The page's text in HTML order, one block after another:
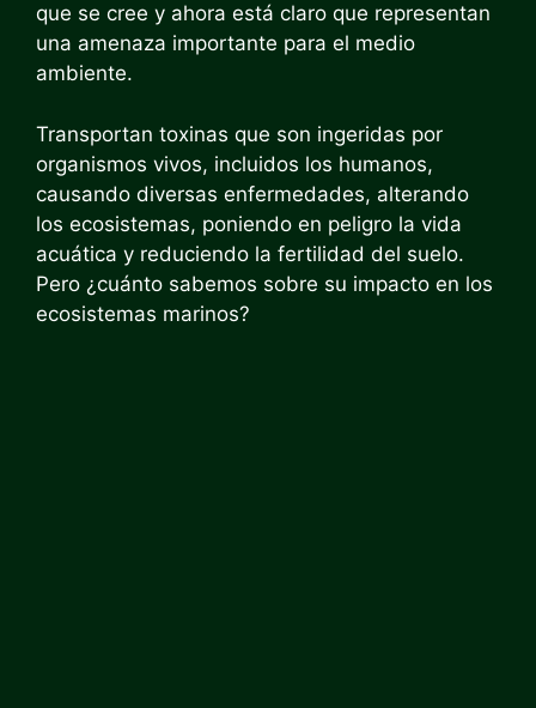
que se cree y ahora está claro que representan
una amenaza importante para el medio
ambiente.
Transportan toxinas que son ingeridas por
organismos vivos, incluidos los humanos,
causando diversas enfermedades, alterando
los ecosistemas, poniendo en peligro la vida
acuática y reduciendo la fertilidad del suelo.
Pero ¿cuánto sabemos sobre su impacto en los
ecosistemas marinos?